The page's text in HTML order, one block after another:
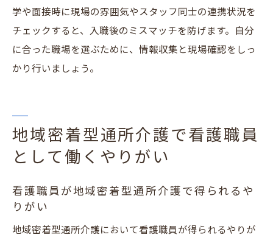
学や面接時に現場の雰囲気やスタッフ同士の連携状況を
チェックすると、入職後のミスマッチを防げます。自分
に合った職場を選ぶために、情報収集と現場確認をしっ
かり行いましょう。
地域密着型通所介護で看護職員
として働くやりがい
看護職員が地域密着型通所介護で得られるや
りがい
地域密着型通所介護において看護職員が得られるやりが